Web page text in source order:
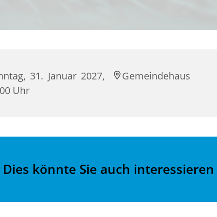
31. Januar 2027,
Uhr
Gemeindehaus
Dies könnte Sie auch interessieren